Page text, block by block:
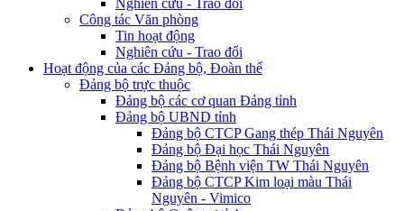
Công tác Văn phòng
Tin hoạt động
Nghiên cứu - Trao đổi
Hoạt động của các Đảng bộ, Đoàn thể
Đảng bộ trực thuộc
Đảng bộ các cơ quan Đảng tỉnh
Đảng bộ UBND tỉnh
Đảng bộ CTCP Gang thép Thái Nguyên
Đảng bộ Đại học Thái Nguyên
Đảng bộ Bệnh viện TW Thái Nguyên
Đảng bộ CTCP Kim loại màu Thái
Nguyên - Vimico